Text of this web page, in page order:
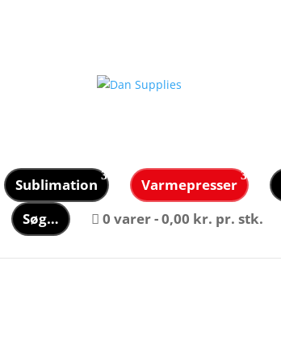
Sublimation Varmepresser
Søg…
0 varer 0,00 kr. pr. stk.